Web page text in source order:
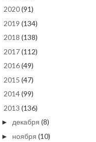
2020(91)
2019 (134)
2018 (138)
2017(112)
2016(49)
2015 (47)
2014(99)
2013 (136)
► декабря (8)
► ноября (10)